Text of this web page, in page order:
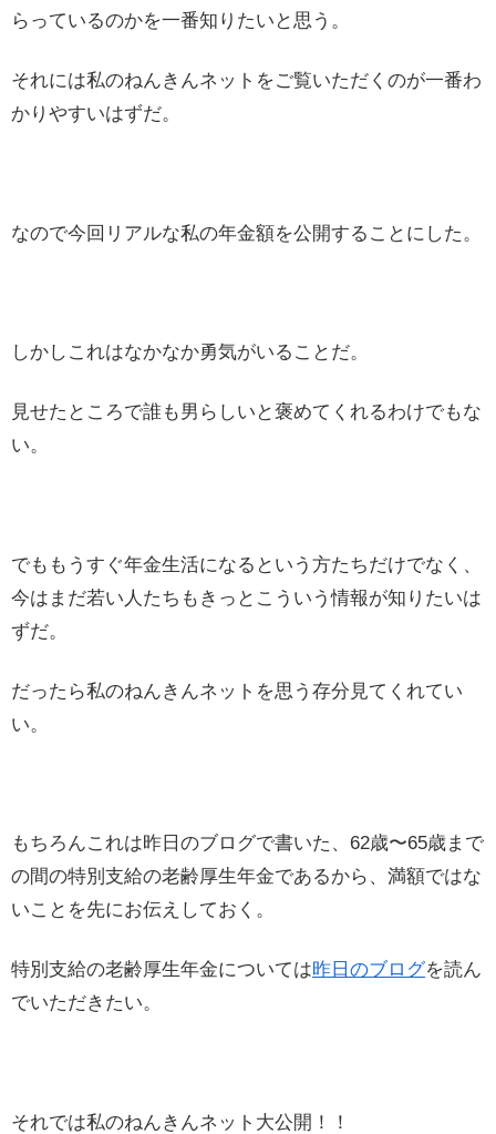
らっているのかを一番知りたいと思う。
それには私のねんきんネットをご覧いただくのが一番わ
かりやすいはずだ。
なので今回リアルな私の年金額を公開することにした。
しかしこれはなかなか勇気がいることだ。
見せたところで誰も男らしいと褒めてくれるわけでもな
い。
でももうすぐ年金生活になるという方たちだけでなく、
今はまだ若い人たちもきっとこういう情報が知りたいは
ずだ。
だったら私のねんきんネットを思う存分見てくれてい
い。
もちろんこれは昨日のブログで書いた、62歳〜65歳まで
の間の特別支給の老齢厚生年金であるから、満額ではな
いことを先にお伝えしておく。
特別支給の老齢厚生年金については昨日のブログを読ん
でいただきたい。
それでは私のねんきんネット大公開！！